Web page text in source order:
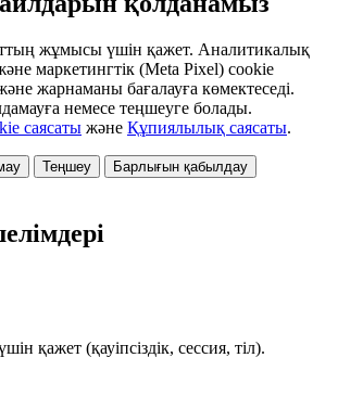
жұмысы үшін қажет. Аналитикалық
маркетингтік (Meta Pixel) cookie
жарнаманы бағалауға көмектеседі.
немесе теңшеуге болады.
саясаты және Құпиялылық саясаты.
Теңшеу Барлығын қабылдау
қажет (қауіпсіздік, сессия, тіл).